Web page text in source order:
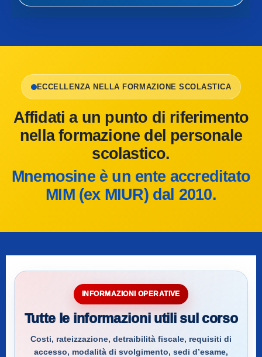
ECCELLENZA NELLA FORMAZIONE SCOLASTICA
Affidati a un punto di riferimento
nella formazione del personale
scolastico.
Mnemosine è un ente accreditato
MIM (ex MIUR) dal 2010.
INFORMAZIONI OPERATIVE
Tutte le informazioni utili sul corso
Costi, rateizzazione, detraibilità fiscale, requisiti di
accesso, modalità di svolgimento, sedi d’esame,